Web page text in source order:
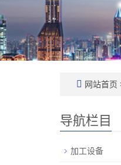
网站首页
导航栏目
加工设备